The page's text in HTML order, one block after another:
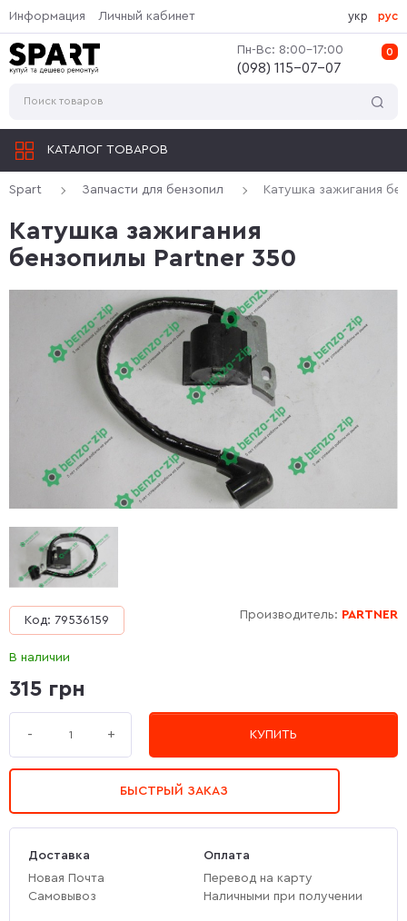
Информация Личный кабинет
0
Пн-Вс: 8:00-17:00
(‎098) 115-07-07
укр рус
КАТАЛОГ ТОВАРОВ
Spart Запчасти для бензопил Катушка зажигания
Катушка зажигания
бензопилы Partner 350
Производитель: PARTNER
Код: 79536159
В наличии
315 грн
- + КУПИТЬ
БЫСТРЫЙ ЗАКАЗ
Доставка
Новая Почта
Самовывоз
Оплата
Перевод на карту
Наличными при получении